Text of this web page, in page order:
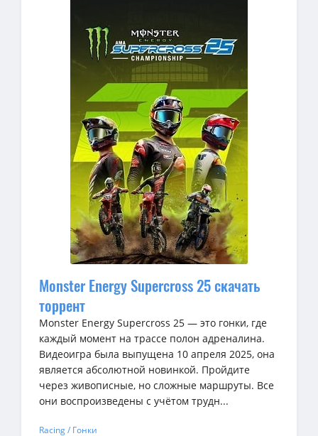
Monster Energy Supercross 25 скачать
торрент
Monster Energy Supercross 25 — это гонки, где
каждый момент на трассе полон адреналина.
Видеоигра была выпущена 10 апреля 2025, она
является абсолютной новинкой. Пройдите
через живописные, но сложные маршруты. Все
они воспроизведены с учётом трудн...
Racing / Гонки